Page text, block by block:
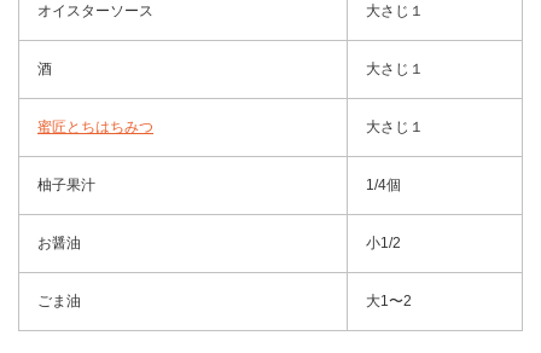
オイスターソース 大さじ１
酒 大さじ１
蜜匠とちはちみつ 大さじ１
柚子果汁 1/4個
お醤油 小1/2
ごま油 大1〜2